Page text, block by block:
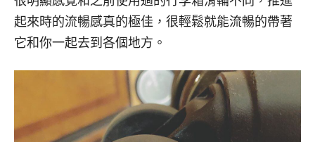
起來時的流暢感真的極佳，很輕鬆就能流暢的帶著
它和你一起去到各個地方。